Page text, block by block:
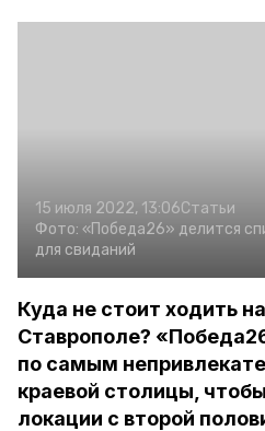
15 июля 2022, 13:06Статьи
Фото: «Победа26» делится
для свиданий
Куда не стоит ходить
Ставрополе?
по самым
краевой столицы,
локации с второй